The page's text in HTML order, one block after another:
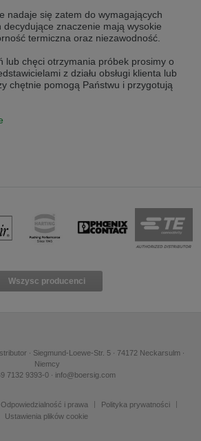
browser prefers another language than the
also available in English. Would you like to
Stay on this version
nadaje się zatem do wymagających
znaczenie mają wysokie
termiczna oraz niezawodność.
lub chęci otrzymania próbek prosimy o
z działu obsługi klienta lub
chętnie pomogą Państwu i przygotują
Wszysc producenci
∙ Siegmund-Loewe-Str. 5 ∙ 74172 Neckarsulm ∙
Niemcy
7132 9393-0 ∙ info@boersig.com
Odpowiedzialność i prawa
Polityka prywatności
Ustawienia plików cookie